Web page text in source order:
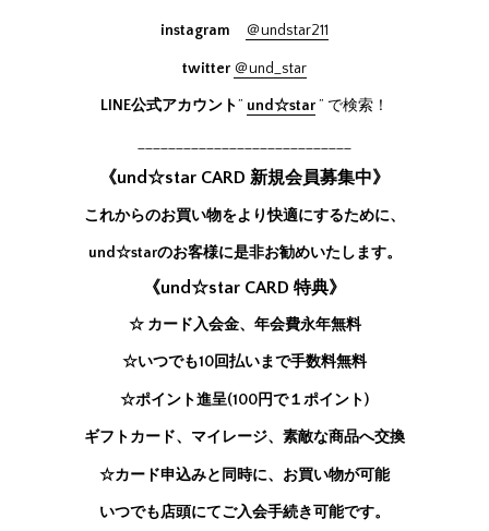
instagram ＠undstar211
twitter ＠und_star
LINE公式アカウント” und☆star” で検索！
《und☆star CARD 新規会員募集中》
これからのお買い物をより快適にするために、
und☆starのお客様に是非お勧めいたします。
《und☆star CARD 特典》
☆ カード入会金、年会費永年無料
☆いつでも10回払いまで手数料無料
☆ポイント進呈(100円で１ポイント)
ギフトカード、マイレージ、素敵な商品へ交換
☆カード申込みと同時に、お買い物が可能
いつでも店頭にてご入会手続き可能です。